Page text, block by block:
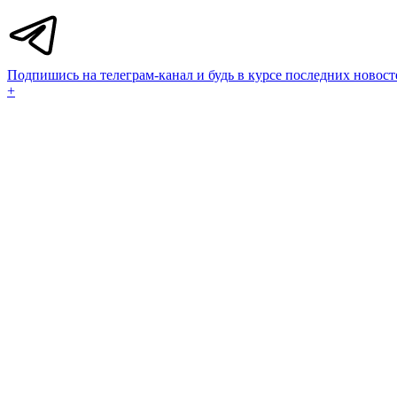
Подпишись на телеграм-канал и будь в курсе последних
+